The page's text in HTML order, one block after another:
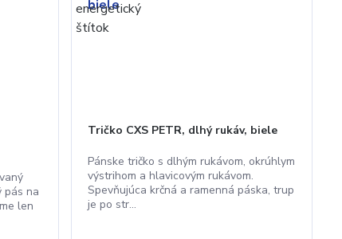
pás na
len
Tričko CXS PETR, dlhý rukáv, biele
Pánske tričko s dlhým rukávom, okrúhlym
výstrihom a hlavicovým rukávom.
Spevňujúca krčná a ramenná páska, trup
je po str...